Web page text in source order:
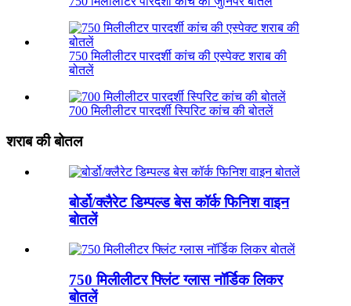
750 मिलीलीटर पारदर्शी कांच की एस्पेक्ट शराब की
बोतलें
700 मिलीलीटर पारदर्शी स्पिरिट कांच की बोतलें
शराब की बोतल
बोर्डो/क्लैरेट डिम्पल्ड बेस कॉर्क फिनिश वाइन
बोतलें
750 मिलीलीटर फ्लिंट ग्लास नॉर्डिक लिकर
बोतलें